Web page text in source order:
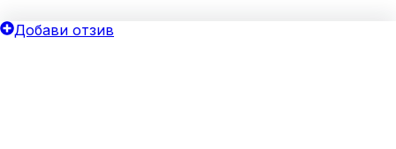
Добави отзив